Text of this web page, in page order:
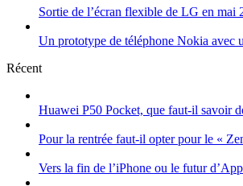
Sortie de l’écran flexible de LG en mai
Un prototype de téléphone Nokia avec
Récent
Huawei P50 Pocket, que faut-il savoir
Pour la rentrée faut-il opter pour le «
Vers la fin de l’iPhone ou le futur